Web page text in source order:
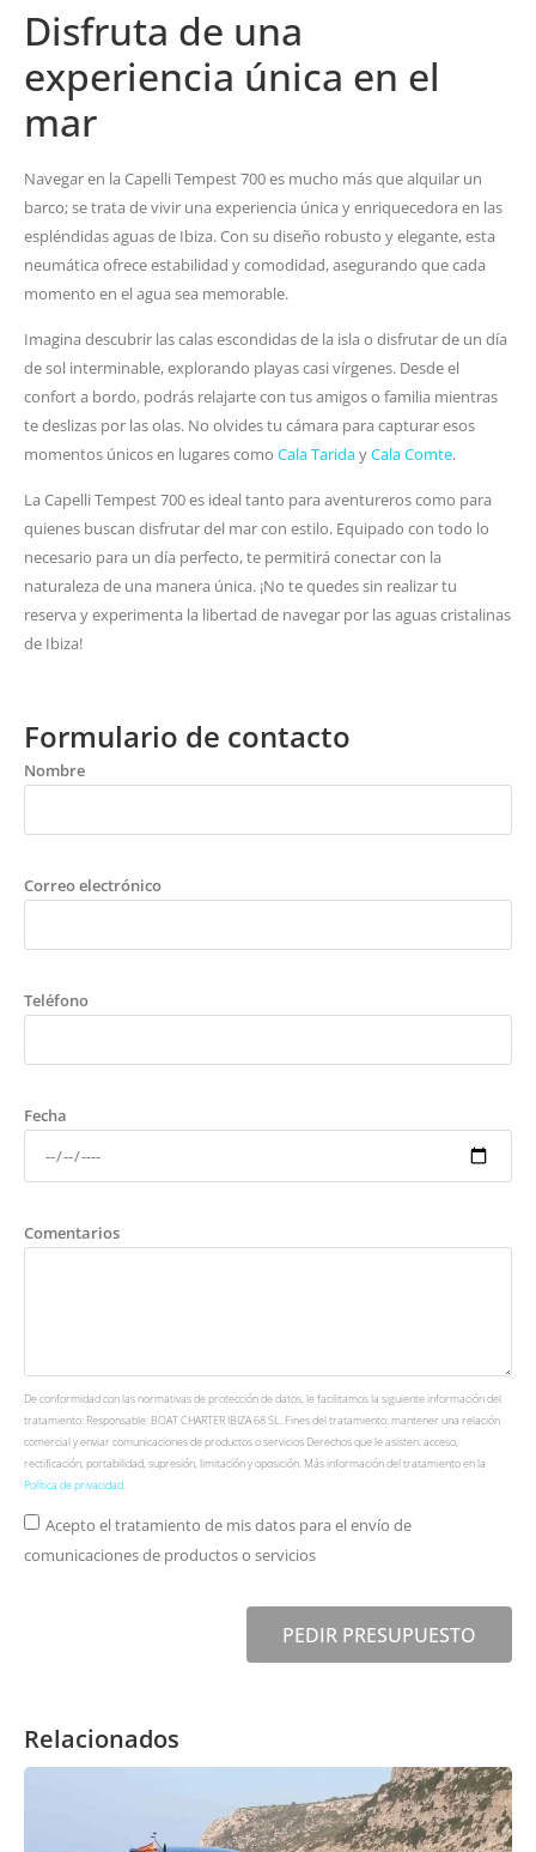
Disfruta de una
experiencia única en el
mar
Navegar en la Capelli Tempest 700 es mucho más que alquilar un
barco; se trata de vivir una experiencia única y enriquecedora en las
espléndidas aguas de Ibiza. Con su diseño robusto y elegante, esta
neumática ofrece estabilidad y comodidad, asegurando que cada
momento en el agua sea memorable.
Imagina descubrir las calas escondidas de la isla o disfrutar de un día
de sol interminable, explorando playas casi vírgenes. Desde el
confort a bordo, podrás relajarte con tus amigos o familia mientras
te deslizas por las olas. No olvides tu cámara para capturar esos
momentos únicos en lugares como Cala TaridayCala Comte.
La Capelli Tempest 700 es ideal tanto para aventureros como para
quienes buscan disfrutar del mar con estilo. Equipado con todo lo
necesario para un día perfecto, te permitirá conectar con la
naturaleza de una manera única. ¡No te quedes sin realizar tu
reserva y experimenta la libertad de navegar por las aguas cristalinas
de Ibiza!
Formulario de contacto
Nombre
Correo electrónico
Teléfono
Fecha
Comentarios
De conformidad con las normativas de protección de datos, le facilitamos la siguiente información del
tratamiento: Responsable: BOAT CHARTER IBIZA 68 SL. Fines del tratamiento: mantener una relación
comercial y enviar comunicaciones de productos o servicios Derechos que le asisten: acceso,
rectificación, portabilidad, supresión, limitación y oposición. Más información del tratamiento en la
Política de privacidad.
Acepto el tratamiento de mis datos para el envío de
comunicaciones de productos o servicios
PEDIR PRESUPUESTO
Relacionados